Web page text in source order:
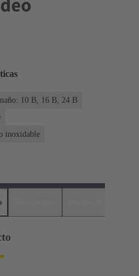
10 B, 16 B, 24 B
inoxidable